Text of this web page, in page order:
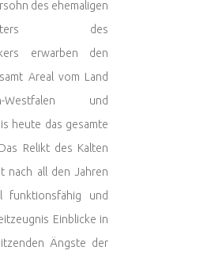
des ehemaligen
des
erwarben den
Areal vom Land
Westfalen und
heute das gesamte
Relikt des Kalten
nach all den Jahren
funktionsfähig und
Einblicke in
Ängste der